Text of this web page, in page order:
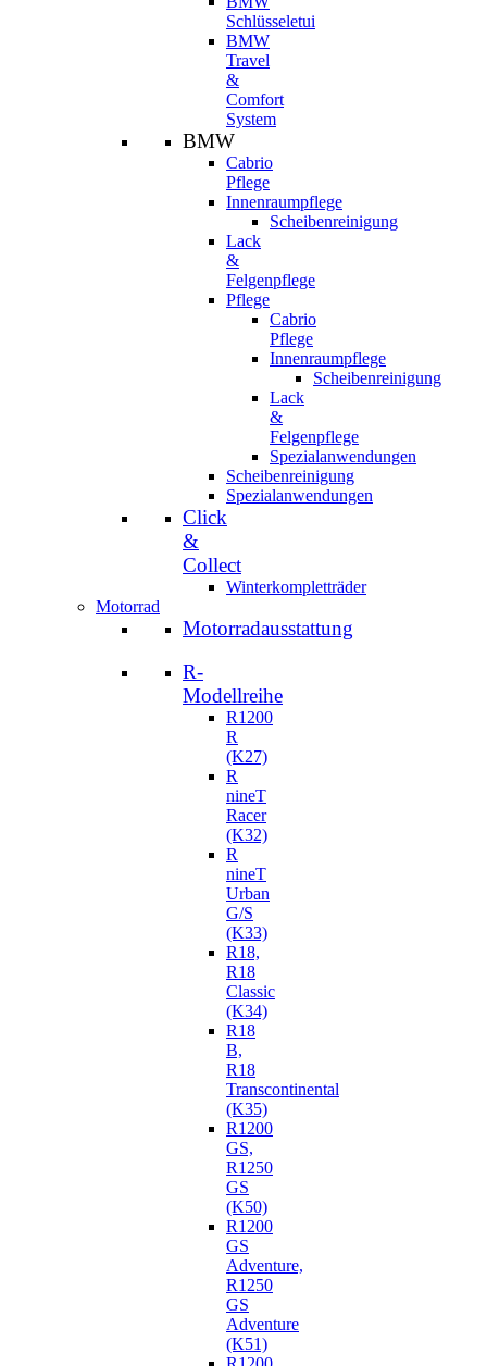
Schlüsseletui
BMW
Travel
&
Comfort
System
BMW
Cabrio
Pflege
Innenraumpflege
Scheibenreinigung
Lack
&
Felgenpflege
Pflege
Cabrio
Pflege
Innenraumpflege
Scheibenreinigung
Lack
&
Felgenpflege
Spezialanwendungen
Scheibenreinigung
Spezialanwendungen
Click
&
Collect
Winterkompletträder
Motorrad
Motorradausstattung
R-
Modellreihe
R1200
R
(K27)
R
nineT
Racer
(K32)
R
nineT
Urban
G/S
(K33)
R18,
R18
Classic
(K34)
R18
B,
R18
Transcontinental
(K35)
R1200
GS,
R1250
GS
(K50)
R1200
GS
Adventure,
R1250
GS
Adventure
(K51)